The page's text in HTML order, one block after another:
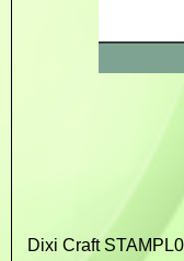
Dixi Craft